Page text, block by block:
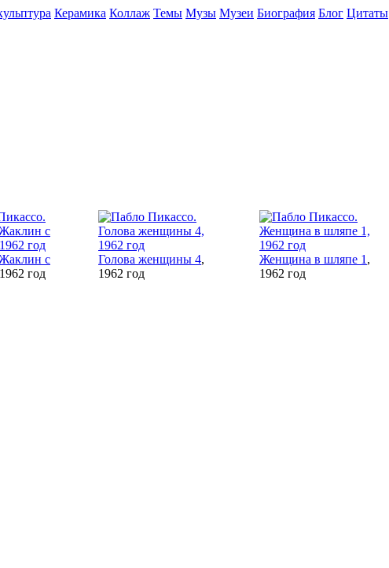
Керамика Коллаж Темы Музы Музеи Биография Блог Цитаты
с
год
Голова женщины 4,
1962 год
Женщина в шляпе 1,
1962 год